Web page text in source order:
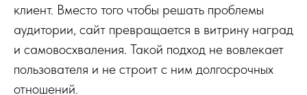
клиент. Вместо того чтобы решать проблемы
аудитории, сайт превращается в витрину наград
и самовосхваления. Такой подход не вовлекает
пользователя и не строит с ним долгосрочных
отношений.